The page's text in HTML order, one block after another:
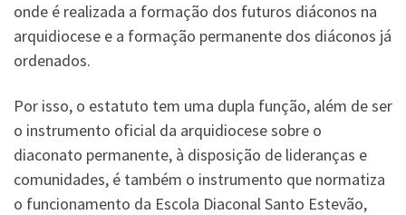
onde é realizada a formação dos futuros diáconos na
arquidiocese e a formação permanente dos diáconos já
ordenados.
Por isso, o estatuto tem uma dupla função, além de ser
o instrumento oficial da arquidiocese sobre o
diaconato permanente, à disposição de lideranças e
comunidades, é também o instrumento que normatiza
o funcionamento da Escola Diaconal Santo Estevão,